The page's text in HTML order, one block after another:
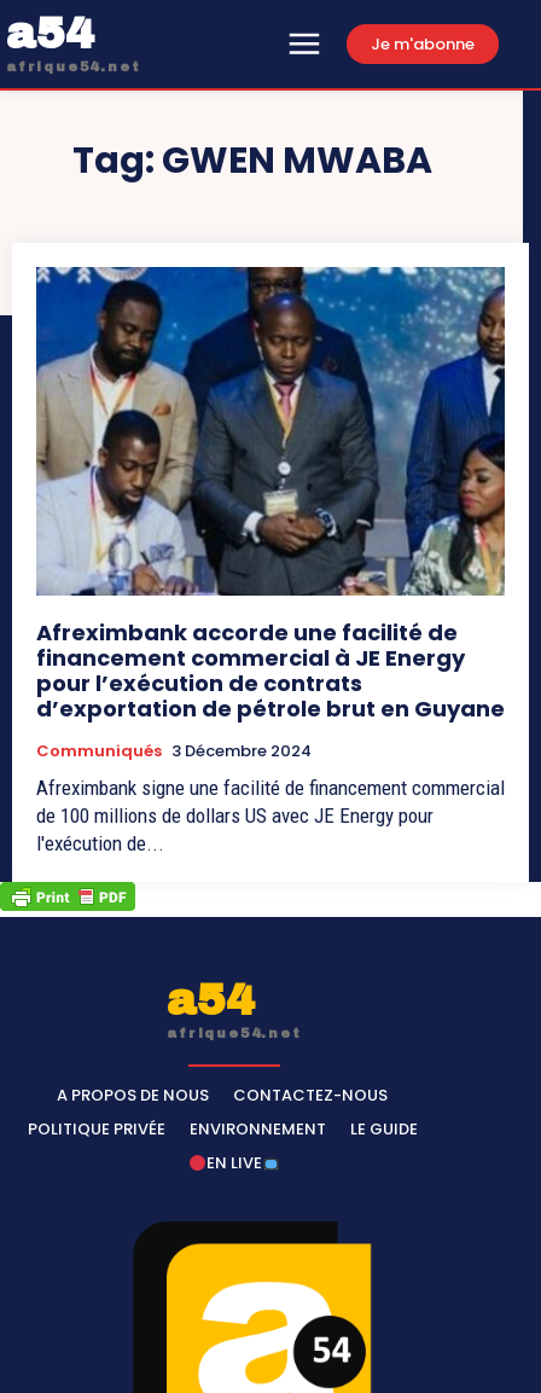
a54
afrique54.net
Je m'abonne
Tag:GWEN MWABA
Afreximbank accorde une facilité de
financement commercial à JE Energy
pour l’exécution de contrats
d’exportation de pétrole brut en Guyane
Communiqués 3 Décembre 2024
Afreximbank signe une facilité de financement commercial
de 100 millions de dollars US avec JE Energy pour
l'exécution de...
a54
afrique54.net
A PROPOS DE NOUS
CONTACTEZ-NOUS
POLITIQUE PRIVÉE
ENVIRONNEMENT
LE GUIDE
EN LIVE